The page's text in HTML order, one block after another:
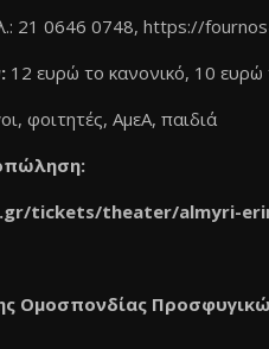
21 0646 0748, https://
12 ευρώ το κανονικό, 10 ευρώ
φοιτητές, ΑμεΑ, παιδιά
tickets/theater/almyri-
Ομοσπονδίας